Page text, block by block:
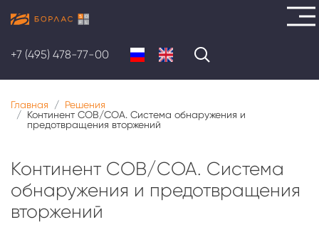
основному
содержанию
+7 (495) 478-77-00
Главная
Решения
Континент СОВ/СОА. Система обнаружения и
предотвращения вторжений
Континент СОВ/СОА. Система
обнаружения и предотвращения
вторжений